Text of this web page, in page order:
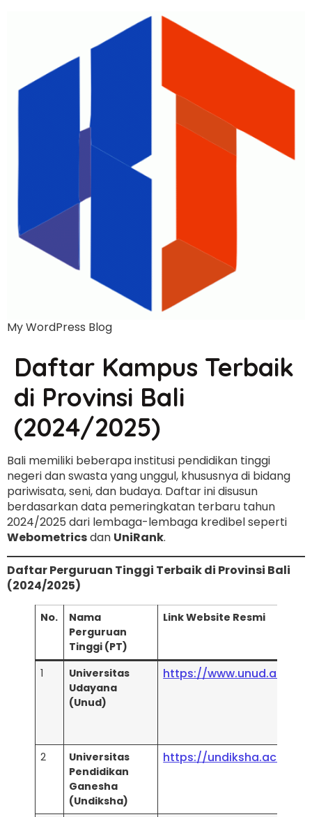
My WordPress Blog
Daftar Kampus Terbaik
di Provinsi Bali
(2024/2025)
Bali memiliki beberapa institusi pendidikan tinggi
negeri dan swasta yang unggul, khususnya di bidang
pariwisata, seni, dan budaya. Daftar ini disusun
berdasarkan data pemeringkatan terbaru tahun
2024/2025 dari lembaga-lembaga kredibel seperti
Webometricsdan UniRank.
Daftar Perguruan Tinggi Terbaik di Provinsi Bali
(2024/2025)
No.
Nama
Perguruan
Tinggi (PT)
Link Website Resmi
1
Universitas
Udayana
(Unud)
https://www.unud.ac.id/
2
Universitas
Pendidikan
Ganesha
(Undiksha)
https://undiksha.ac.id/